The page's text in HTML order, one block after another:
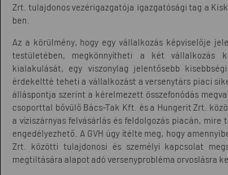
Zrt. tulajdonos vezérigazgatója igazgatósági tag a
ben.
Az a körülmény, hogy egy vállalkozás képviselője
testületében, megkönnyítheti a két vállalkozás
kialakulását, egy viszonylag jelentősebb
érdekeltté teheti a vállalkozást a versenytárs piaci
álláspontja szerint a kérelmezett összefonódás
csoporttal bővülő Bács-Tak Kft. és a Hungerit Zrt.
a víziszárnyas felvásárlás és feldolgozás piacán, mire
engedélyezhető. A GVH úgy ítélte meg, hogy
Zrt. közötti tulajdonosi és személyi kapcsolat
megtiltására alapot adó versenyprobléma orvoslásra